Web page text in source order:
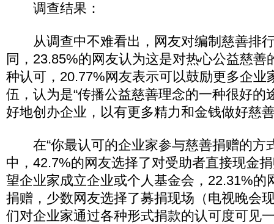
调查结果：
从调查中不难看出，网友对编制慈善排
同，23.85%的网友认为这是对热心公益慈善
种认可，20.77%网友表示可以鼓励更多企业
伍，认为是“传播公益慈善理念的一种很好的
好地创办企业，以有更多精力和金钱做好慈
在“你最认可的企业家参与慈善捐赠的方
中，42.7%的网友选择了对受助者直接现金
望企业家成立企业或个人基金会，22.31%的
捐赠，少数网友选择了募捐现场（电视晚会
们对企业家通过各种形式捐款的认可度可见